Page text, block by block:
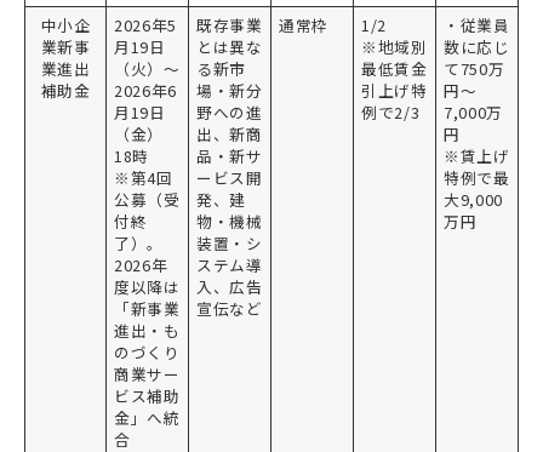
中小企
業新事
業進出
補助金
2026年5
月19日
（火）～
2026年6
月19日
（金）
18時
※第4回
公募（受
付終
了）。
2026年
度以降は
「新事業
進出・も
のづくり
商業サー
ビス補助
金」へ統
合
既存事業
とは異な
る新市
場・新分
野への進
出、新商
品・新サ
ービス開
発、建
物・機械
装置・シ
ステム導
入、広告
宣伝など
通常枠
1/2
※地域別
最低賃金
引上げ特
例で2/3
・従業員
数に応じ
て750万
円～
7,000万
円
※賃上げ
特例で最
大9,000
万円